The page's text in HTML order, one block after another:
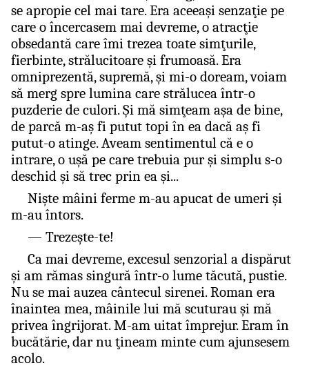
se apropie cel mai tare. Era aceeaşi senzaţie pe
care o încercasem mai devreme, o atracţie
obsedantă care îmi trezea toate simţurile,
fierbinte, strălucitoare şi frumoasă. Era
omniprezentă, supremă, şi mi-o doream, voiam
să merg spre lumina care strălucea într-o
puzderie de culori. Şi mă simţeam aşa de bine,
de parcă m-aş fi putut topi în ea dacă aş fi
putut-o atinge. Aveam sentimentul că e o
intrare, o uşă pe care trebuia pur şi simplu s-o
deschid şi să trec prin ea şi...
Nişte mâini ferme m-au apucat de umeri şi
m-au întors.
— Trezeşte-te!
Ca mai devreme, excesul senzorial a dispărut
şi am rămas singură într-o lume tăcută, pustie.
Nu se mai auzea cântecul sirenei. Roman era
înaintea mea, mâinile lui mă scuturau şi mă
privea îngrijorat. M-am uitat împrejur. Eram în
bucătărie, dar nu ţineam minte cum ajunsesem
acolo.